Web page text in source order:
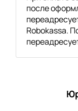
после
Robokassa.